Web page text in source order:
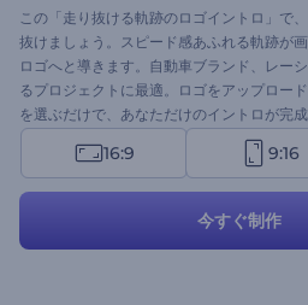
この「走り抜ける軌跡のロゴイントロ」で
抜けましょう。スピード感あふれる軌跡が
ロゴへと導きます。自動車ブランド、レー
るプロジェクトに最適。ロゴをアップロー
を選ぶだけで、あなただけのイントロが完
画、SNS、プレゼンなど、アドレナリンを
すぐ試して、加速するインパクトを体感しま
16:9 9:16
今すぐ制作